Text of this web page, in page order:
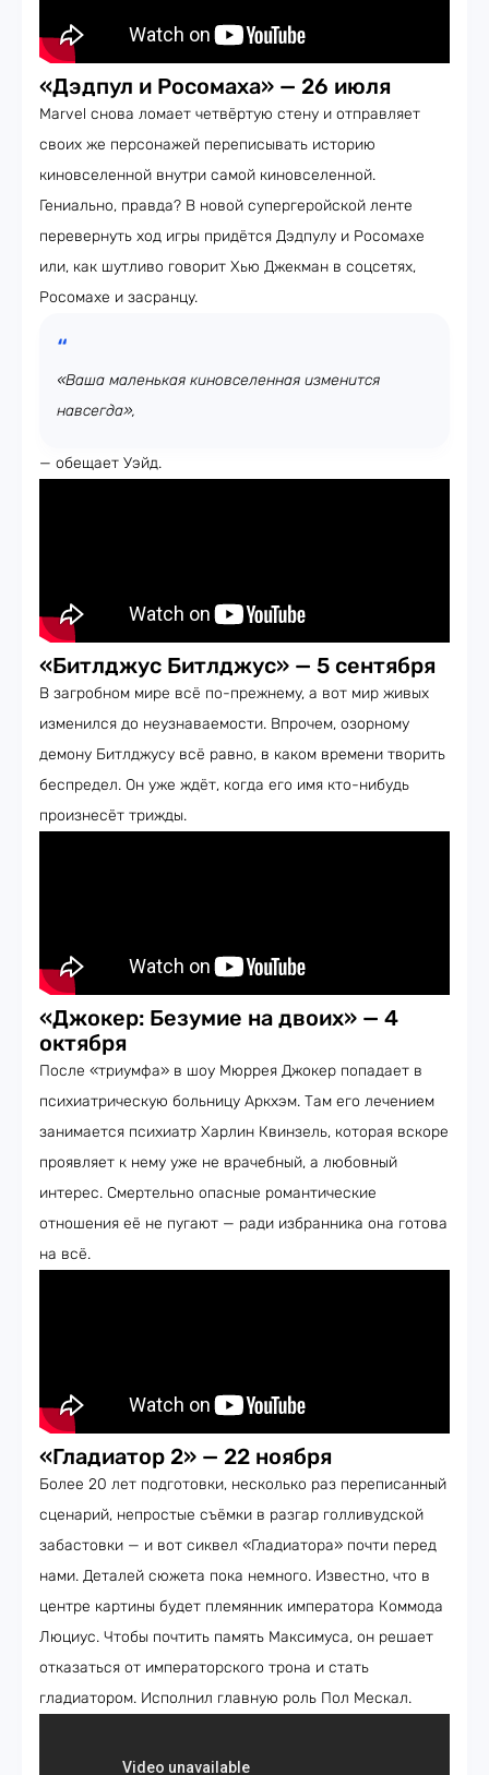
«Дэдпул и Росомаха» — 26 июля
Marvel снова ломает четвёртую стену и отправляет
своих же персонажей переписывать историю
киновселенной внутри самой киновселенной.
Гениально, правда? В новой супергеройской ленте
перевернуть ход игры придётся Дэдпулу и Росомахе
или, как шутливо говорит Хью Джекман в соцсетях,
Росомахе и засранцу.
«Ваша маленькая киновселенная изменится
навсегда»,
— обещает Уэйд.
«Битлджус Битлджус» — 5 сентября
В загробном мире всё по-прежнему, а вот мир живых
изменился до неузнаваемости. Впрочем, озорному
демону Битлджусу всё равно, в каком времени творить
беспредел. Он уже ждёт, когда его имя кто-нибудь
произнесёт трижды.
«Джокер: Безумие на двоих» — 4
октября
После «триумфа» в шоу Мюррея Джокер попадает в
психиатрическую больницу Аркхэм. Там его лечением
занимается психиатр Харлин Квинзель, которая вскоре
проявляет к нему уже не врачебный, а любовный
интерес. Смертельно опасные романтические
отношения её не пугают — ради избранника она готова
на всё.
«Гладиатор 2» — 22 ноября
Более 20 лет подготовки, несколько раз переписанный
сценарий, непростые съёмки в разгар голливудской
забастовки — и вот сиквел «Гладиатора» почти перед
нами. Деталей сюжета пока немного. Известно, что в
центре картины будет племянник императора Коммода
Люциус. Чтобы почтить память Максимуса, он решает
отказаться от императорского трона и стать
гладиатором. Исполнил главную роль Пол Мескал.